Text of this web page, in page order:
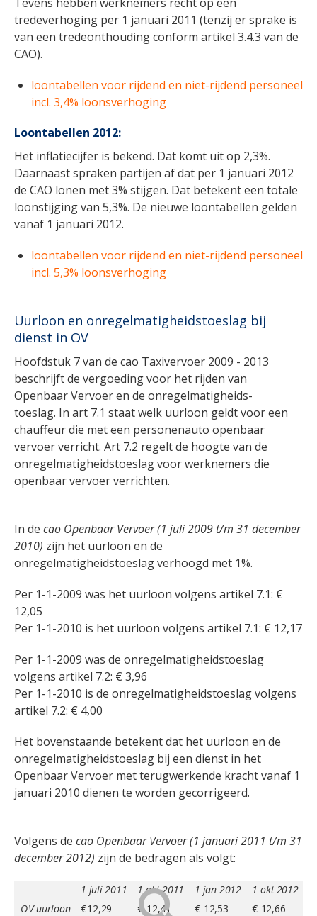
tredeverhoging per 1 januari 2011 (tenzij er sprake is
van een tredeonthouding conform artikel 3.4.3 van de
CAO).
loontabellen voor rijdend en niet-rijdend personeel
incl. 3,4% loonsverhoging
Loontabellen 2012:
Het inflatiecijfer is bekend. Dat komt uit op 2,3%.
Daarnaast spraken partijen af dat per 1 januari 2012
de CAO lonen met 3% stijgen. Dat betekent een totale
loonstijging van 5,3%. De nieuwe loontabellen gelden
vanaf 1 januari 2012.
loontabellen voor rijdend en niet-rijdend personeel
incl. 5,3% loonsverhoging
Uurloon en onregelmatigheidstoeslag bij
dienst in OV
Hoofdstuk 7 van de cao Taxivervoer 2009 - 2013
beschrijft de vergoeding voor het rijden van
Openbaar Vervoer en de onregelmatigheids-
toeslag. In art 7.1 staat welk uurloon geldt voor een
chauffeur die met een personenauto openbaar
vervoer verricht. Art 7.2 regelt de hoogte van de
onregelmatigheidstoeslag voor werknemers die
openbaar vervoer verrichten.
In de cao Openbaar Vervoer (1 juli 2009 t/m 31 december
2010) zijn het uurloon en de
onregelmatigheidstoeslag verhoogd met 1%.
Per 1-1-2009 was het uurloon volgens artikel 7.1: €
12,05
Per 1-1-2010 is het uurloon volgens artikel 7.1: € 12,17
Per 1-1-2009 was de onregelmatigheidstoeslag
volgens artikel 7.2: € 3,96
Per 1-1-2010 is de onregelmatigheidstoeslag volgens
artikel 7.2: € 4,00
Het bovenstaande betekent dat het uurloon en de
onregelmatigheidstoeslag bij een dienst in het
Openbaar Vervoer met terugwerkende kracht vanaf 1
januari 2010 dienen te worden gecorrigeerd.
Volgens de cao Openbaar Vervoer (1 januari 2011 t/m 31
december 2012) zijn de bedragen als volgt:
1 juli 2011 1 okt 2011 1 jan 2012 1 okt 2012
OV uurloon €12,29 € 12,41 € 12,53 € 12,66